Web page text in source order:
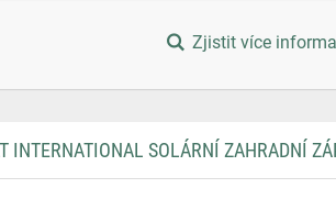
Zjistit více
INTERNATIONAL SOLÁRNÍ ZAHRADNÍ